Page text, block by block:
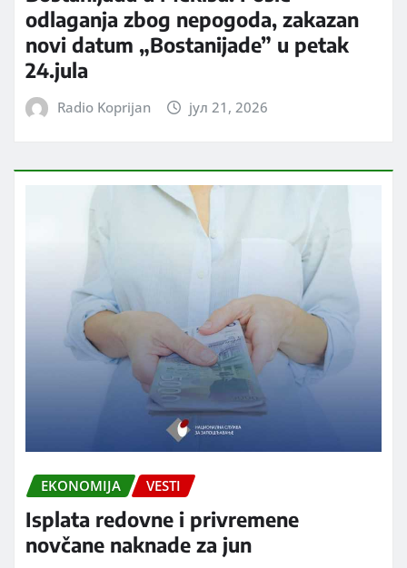
odlaganja zbog nepogoda, zakazan
novi datum „Bostanijade” u petak
24.jula
Radio Koprijan јул 21, 2026
EKONOMIJA VESTI
Isplata redovne i privremene
novčane naknade za jun